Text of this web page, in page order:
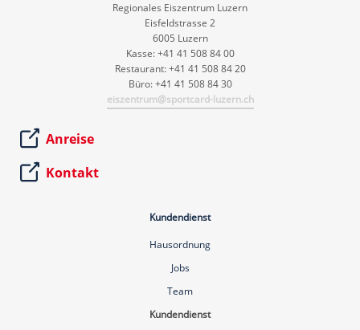
Regionales Eiszentrum Luzern
Eisfeldstrasse 2
6005 Luzern
Kasse: +41 41 508 84 00
Restaurant: +41 41 508 84 20
Büro: +41 41 508 84 30
eiszentrum@sportcard-luzern.ch
Anreise
Kontakt
Kundendienst
Hausordnung
Jobs
Team
Kundendienst